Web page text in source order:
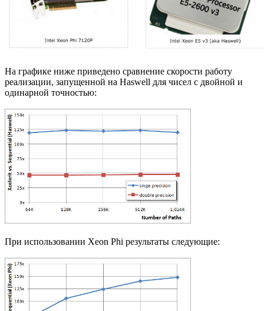
На графике ниже приведено сравнение скорости работу
реализации, запущенной на Haswell для чисел с двойной и
одинарной точностью:
При использовании Xeon Phi результаты следующие: